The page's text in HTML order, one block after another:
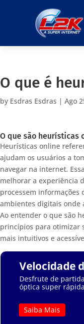
O que é
by Esdras Esdras | Ago
O que são heurísticas
Heurísticas online
ajudam os usuários a
navegar na internet.
melhorar a experiência
processem informações
ambientes digitais onde
Ao entender o que são
princípios para otimizar
mais intuitivos e
Velocidade
Desfrute de
óptica super
Saiba Mais